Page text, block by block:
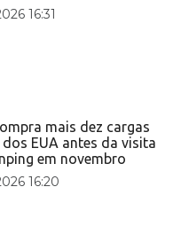
16:31
mais dez cargas
EUA antes da visita
em novembro
16:20